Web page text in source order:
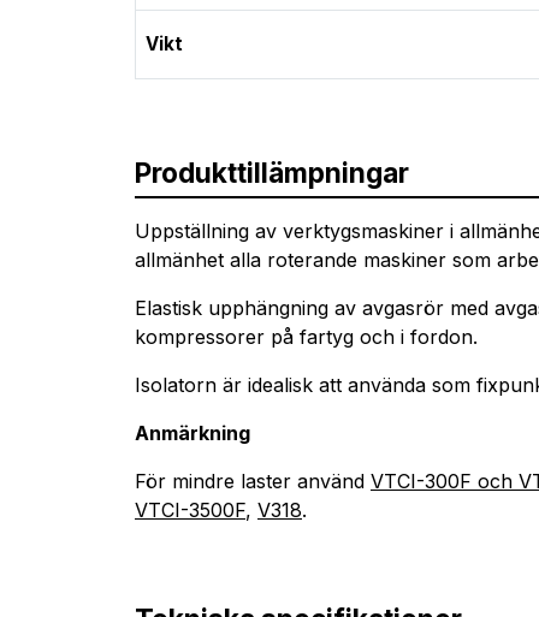
Vikt
Produkttillämpningar
Uppställning av verktygsmaskiner i
allmänhet alla roterande maskiner som
Elastisk upphängning av avgasrör med
kompressorer på fartyg och i fordon.
Isolatorn är idealisk att använda som
Anmärkning
För mindre laster använd VTCI-300F och
VTCI-3500F, V318.